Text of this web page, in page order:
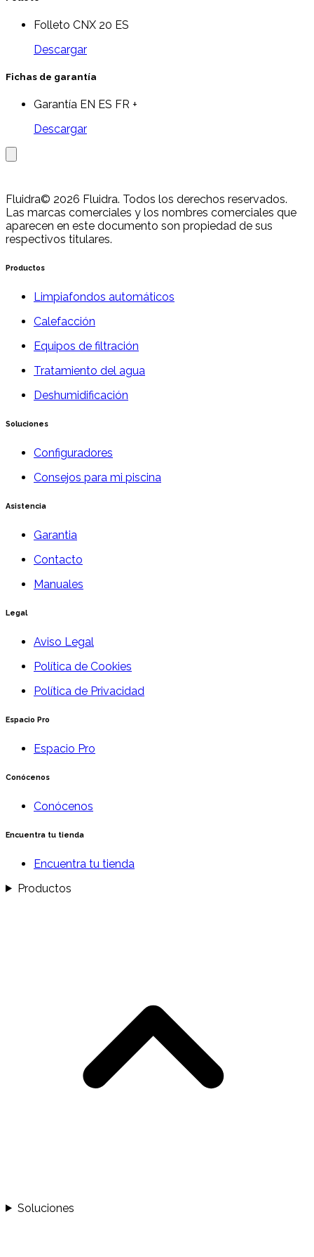
Folleto CNX 20 ES
Descargar
Fichas de garantía
Garantía EN ES FR +
Descargar
Fluidra© 2026 Fluidra. Todos los derechos reservados.
Las marcas comerciales y los nombres comerciales que
aparecen en este documento son propiedad de sus
respectivos titulares.
Productos
Limpiafondos automáticos
Calefacción
Equipos de filtración
Tratamiento del agua
Deshumidificación
Soluciones
Configuradores
Consejos para mi piscina
Asistencia
Garantia
Contacto
Manuales
Legal
Aviso Legal
Política de Cookies
Política de Privacidad
Espacio Pro
Espacio Pro
Conócenos
Conócenos
Encuentra tu tienda
Encuentra tu tienda
Productos
Soluciones